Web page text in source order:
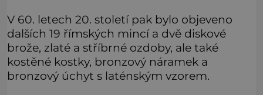
V 60. letech 20. století pak bylo objeveno
dalších 19 římských mincí a dvě diskové
brože, zlaté a stříbrné ozdoby, ale také
kostěné kostky, bronzový náramek a
bronzový úchyt s laténským vzorem.